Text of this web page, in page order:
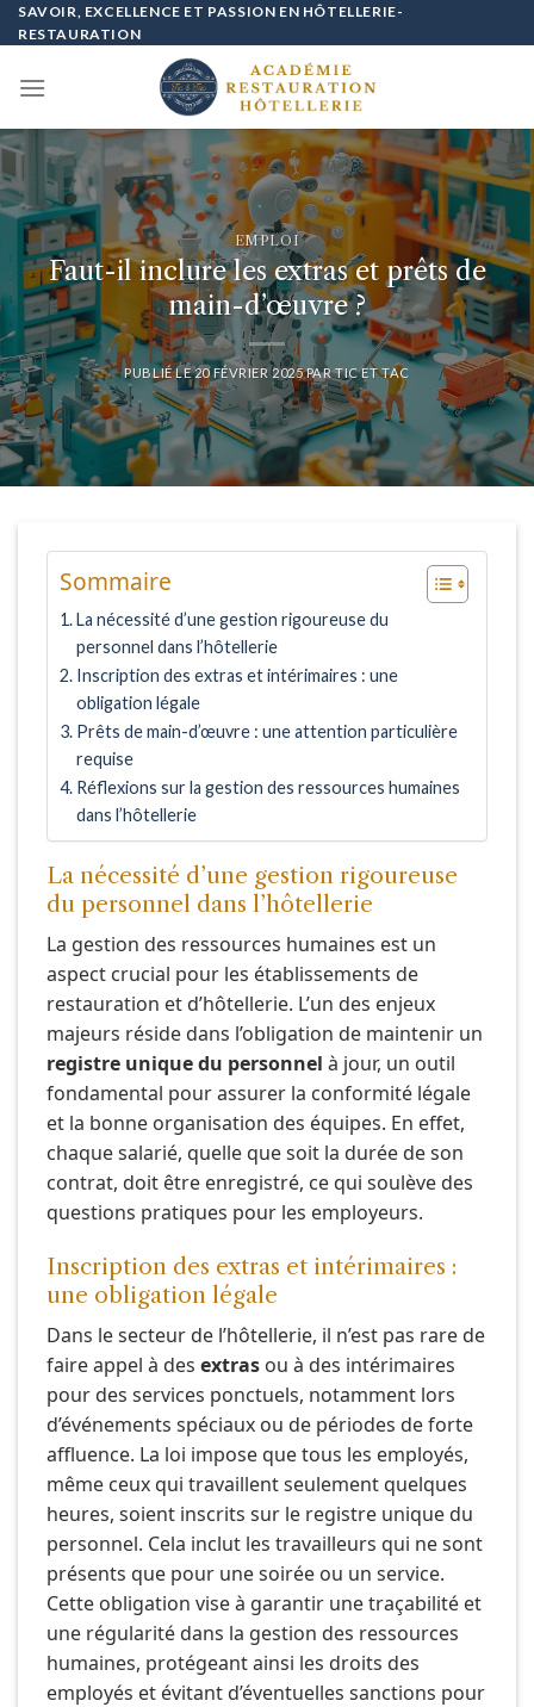
Passer
au
SAVOIR, EXCELLENCE ET PASSION EN HÔTELLERIE-
RESTAURATION
EMPLOI
Faut-il inclure les extras et prêts de
main-d’œuvre ?
PUBLIÉ LE20 FÉVRIER 2025PARTIC ET TAC
Sommaire
La nécessité d’une gestion rigoureuse du
personnel dans l’hôtellerie
Inscription des extras et intérimaires : une
obligation légale
Prêts de main-d’œuvre : une attention particulière
requise
Réflexions sur la gestion des ressources humaines
dans l’hôtellerie
La nécessité d’une gestion rigoureuse
du personnel dans l’hôtellerie
La gestion des ressources humaines est un
aspect crucial pour les établissements de
restauration et d’hôtellerie. L’un des enjeux
majeurs réside dans l’obligation de maintenir un
registre unique du personnel à jour, un outil
fondamental pour assurer la conformité légale
et la bonne organisation des équipes. En effet,
chaque salarié, quelle que soit la durée de son
contrat, doit être enregistré, ce qui soulève des
questions pratiques pour les employeurs.
Inscription des extras et intérimaires :
une obligation légale
Dans le secteur de l’hôtellerie, il n’est pas rare de
faire appel à des extras ou à des intérimaires
pour des services ponctuels, notamment lors
d’événements spéciaux ou de périodes de forte
affluence. La loi impose que tous les employés,
même ceux qui travaillent seulement quelques
heures, soient inscrits sur le registre unique du
personnel. Cela inclut les travailleurs qui ne sont
présents que pour une soirée ou un service.
Cette obligation vise à garantir une traçabilité et
une régularité dans la gestion des ressources
humaines, protégeant ainsi les droits des
employés et évitant d’éventuelles sanctions pour